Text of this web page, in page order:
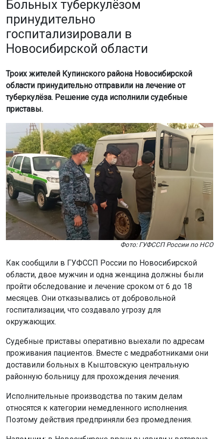
Фото: ГУФССП России по НСО
Как сообщили в ГУФССП России по Новосибирской
пройти обследование и лечение сроком от 6 до 18
месяцев. Они отказывались от добровольной
госпитализации, что создавало угрозу для
окружающих.
Судебные приставы оперативно выехали по адресам
проживания пациентов. Вместе с медработниками они
доставили больных в Кыштовскую центральную
районную больницу для прохождения лечения.
Исполнительные производства по таким делам
Поэтому действия предприняли без промедления.
Напомним: в Новосибирске врачи выявили у ветерана
СВОрак на ранней стадии.
Автор: Алиса Новохатская
публикации автора
Агентство новостейОТС-Горсайт